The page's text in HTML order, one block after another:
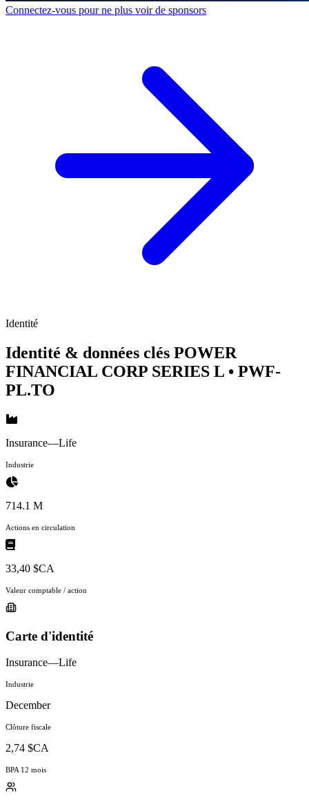
Connectez-vous pour ne plus voir de sponsors
Identité
Identité & données clés POWER
FINANCIAL CORP SERIES L • PWF-
PL.TO
Insurance—Life
Industrie
714.1 M
Actions en circulation
33,40 $CA
Valeur comptable / action
Carte d'identité
Insurance—Life
Industrie
December
Clôture fiscale
2,74 $CA
BPA 12 mois